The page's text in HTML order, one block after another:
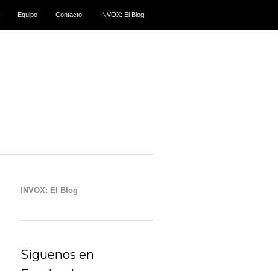
Equipo Contacto INVOX: El Blog
INVOX: El Blog
Siguenos en